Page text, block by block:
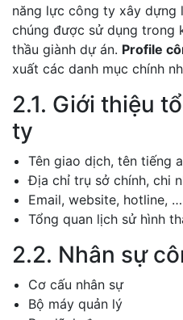
năng lực công ty xây dựng
chúng được sử dụng trong
thầu giành dự án. Profile
xuất các danh mục chính
2.1. Giới thiệu
ty
Tên giao dịch, tên tiếng
Địa chỉ trụ sở chính, chi
Email, website, hotline, …
Tổng quan lịch sử hình
2.2. Nhân sự
Cơ cấu nhân sự
Bộ máy quản lý